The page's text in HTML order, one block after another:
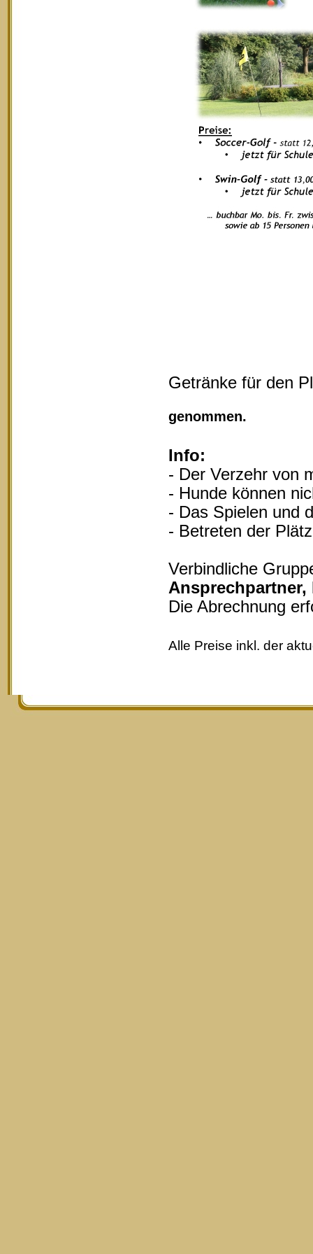
Getränke für den
genommen.
Info:
- Der Verzehr von
- Hunde können
- Das Spielen und
- Betreten der
Verbindliche
Die Abrechnung
Alle Preise inkl. der